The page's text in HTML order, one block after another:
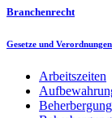
Branchenrecht
Gesetze und Verordnungen
Arbeitszeiten